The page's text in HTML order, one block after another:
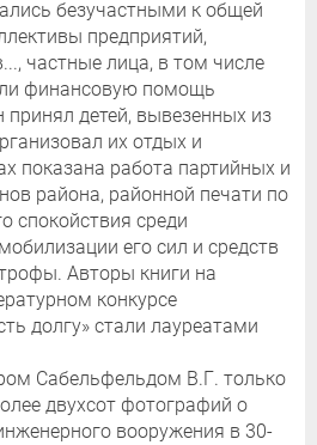
безучастными к общей
предприятий,
частные лица, в том числе
финансовую помощь
детей, вывезенных из
их отдых и
показана работа партийных и
района, районной печати по
спокойствия среди
его сил и средств
Авторы книги на
конкурсе
долгу» стали лауреатами
Сабельфельдом В.Г. только
двухсот фотографий о
вооружения в 30-